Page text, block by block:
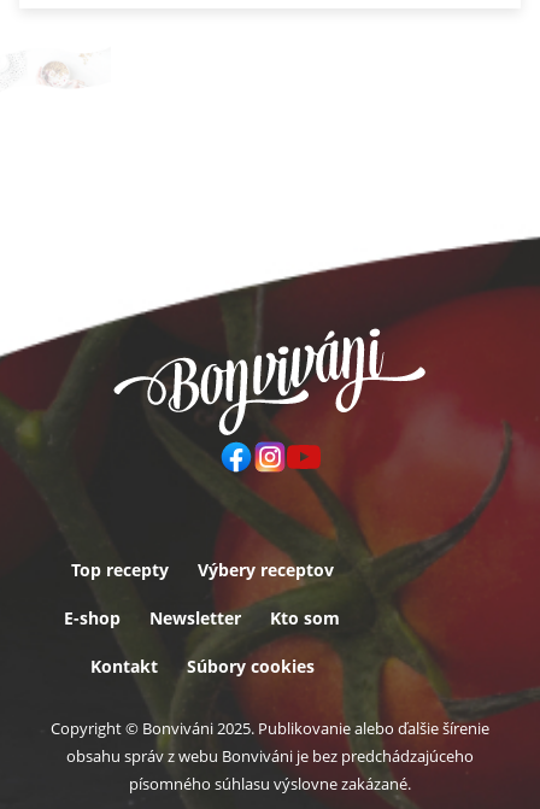
Top recepty Výbery receptov
E-shop Newsletter Kto som
Kontakt Súbory cookies
Copyright © Bonviváni 2025. Publikovanie alebo ďalšie šírenie
obsahu správ z webu Bonviváni je bez predchádzajúceho
písomného súhlasu výslovne zakázané.